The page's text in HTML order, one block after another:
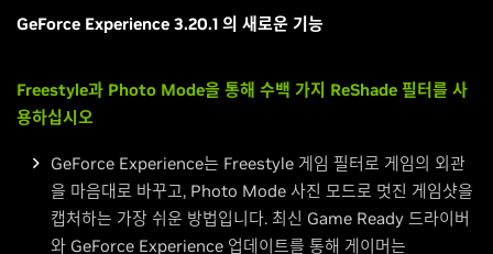
GeForce Experience 3.20.1 의 새로운 기능
Freestyle과 Photo Mode을 통해 수백 가지 ReShade 필터를 사
용하십시오
GeForce Experience는 Freestyle 게임 필터로 게임의 외관
을 마음대로 바꾸고, Photo Mode 사진 모드로 멋진 게임샷을
캡처하는 가장 쉬운 방법입니다. 최신 Game Ready 드라이버
와 GeForce Experience 업데이트를 통해 게이머는